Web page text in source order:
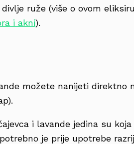
ruže (više o ovom
i akni).
možete nanijeti direktno
i lavande jedina su
je prije upotrebe